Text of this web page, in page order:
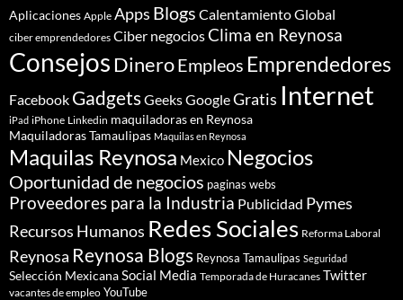
Aplicaciones Apple Apps Blogs Calentamiento Global
ciber emprendedores Ciber negociosClima en Reynosa
ConsejosDineroEmpleos Emprendedores
Facebook GadgetsGeeksGoogleGratis Internet
iPad iPhone Linkedin maquiladoras en Reynosa
Maquiladoras Tamaulipas Maquilas en Reynosa
Maquilas Reynosa Mexico Negocios
Oportunidad de negocios paginas webs
Proveedores para la Industria Publicidad Pymes
Recursos Humanos Redes Sociales Reforma Laboral
Reynosa Reynosa Blogs Reynosa Tamaulipas Seguridad
Selección MexicanaSocial Media Temporada de Huracanes Twitter
vacantes de empleo YouTube